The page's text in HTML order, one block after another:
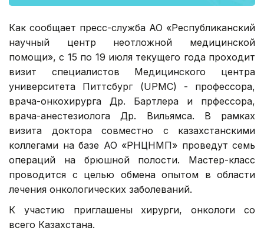
Как сообщает пресс-служба АО «Республиканский
научный центр неотложной медицинской
помощи», с 15 по 19 июля текущего года проходит
визит специалистов Медицинского центра
университета Питтсбург (UPMC) - профессора,
врача-онкохирурга Др. Бартлера и прфессора,
врача-анестезиолога Др. Вильямса. В рамках
визита доктора совместно с казахстанскими
коллегами на базе АО «РНЦНМП» проведут семь
операций на брюшной полости. Мастер-класс
проводится с целью обмена опытом в области
лечения онкологических заболеваний.
К участию приглашены хирурги, онкологи со
всего Казахстана.